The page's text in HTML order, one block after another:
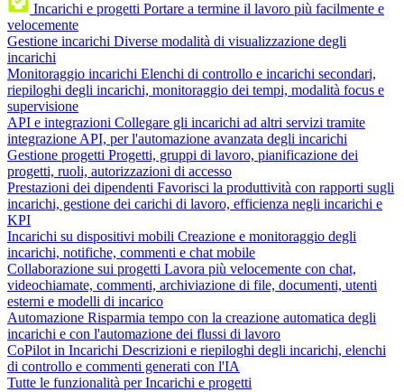
Incarichi e progetti Portare a termine il lavoro più facilmente e
velocemente
Gestione incarichi Diverse modalità di visualizzazione degli
incarichi
Monitoraggio incarichi Elenchi di controllo e incarichi secondari,
riepiloghi degli incarichi, monitoraggio dei tempi, modalità focus e
supervisione
API e integrazioni Collegare gli incarichi ad altri servizi tramite
integrazione API, per l'automazione avanzata degli incarichi
Gestione progetti Progetti, gruppi di lavoro, pianificazione dei
progetti, ruoli, autorizzazioni di accesso
Prestazioni dei dipendenti Favorisci la produttività con rapporti sugli
incarichi, gestione dei carichi di lavoro, efficienza negli incarichi e
KPI
Incarichi su dispositivi mobili Creazione e monitoraggio degli
incarichi, notifiche, commenti e chat mobile
Collaborazione sui progetti Lavora più velocemente con chat,
videochiamate, commenti, archiviazione di file, documenti, utenti
esterni e modelli di incarico
Automazione Risparmia tempo con la creazione automatica degli
incarichi e con l'automazione dei flussi di lavoro
CoPilot in Incarichi Descrizioni e riepiloghi degli incarichi, elenchi
di controllo e commenti generati con l'IA
Tutte le funzionalità per Incarichi e progetti